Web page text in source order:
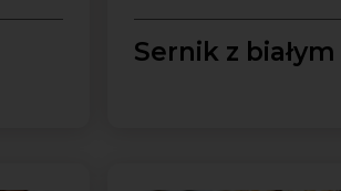
Sernik z